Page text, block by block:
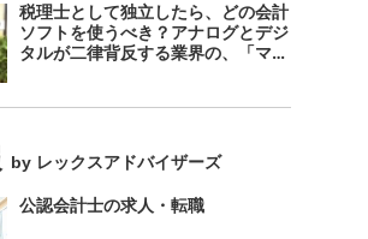
税理士として独立したら、どの会計
ソフトを使うべき？アナログとデジ
タルが二律背反する業界の、「マネ
by レックスアドバイザーズ
公認会計士の求人・転職